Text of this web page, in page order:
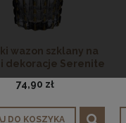
wazon szklany na
i dekoracje Serenite
Gold
74,90 zł
DO KOSZYKA